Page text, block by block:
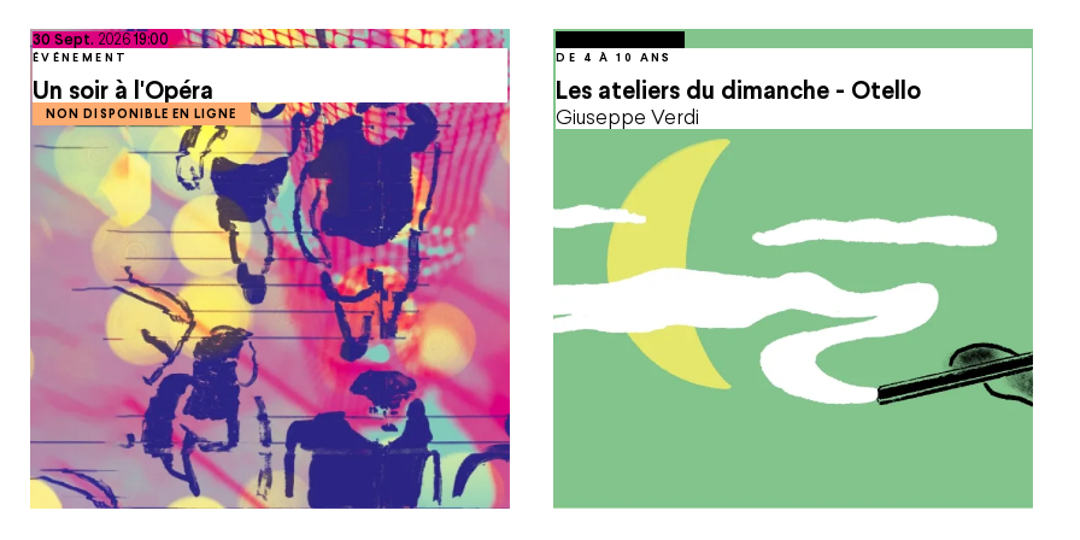
Un soir à l'Opéra
ÉVÉNEMENT
30septembre
Sept. 202619:00
NON DISPONIBLE EN LIGNE
Les ateliers du dimanche - Otello
Giuseppe Verdi
DE 4 À 10 ANS
octobre